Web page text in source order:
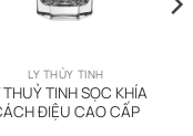
LY THỦY TINH
THUỶ TINH SỌC KHÍA
ĐIỆU CAO CẤP